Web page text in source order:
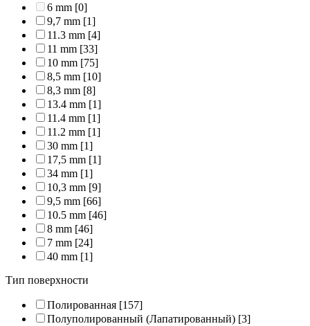
6 mm [0]
9,7 mm [1]
11.3 mm [4]
11 mm [33]
10 mm [75]
8,5 mm [10]
8,3 mm [8]
13.4 mm [1]
11.4 mm [1]
11.2 mm [1]
30 mm [1]
17,5 mm [1]
34 mm [1]
10,3 mm [9]
9,5 mm [66]
10.5 mm [46]
8 mm [46]
7 mm [24]
40 mm [1]
Тип поверхности
Полированная [157]
Полуполированный (Лапатированный) [3]